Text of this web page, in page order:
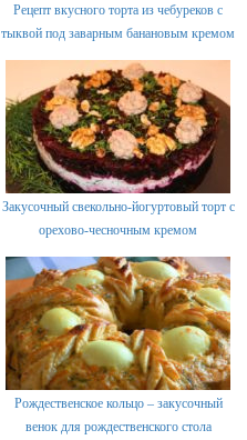
Рецепт вкусного торта из чебуреков с
тыквой под заварным банановым кремом
Закусочный свекольно-йогуртовый торт с
орехово-чесночным кремом
Рождественское кольцо – закусочный
венок для рождественского стола